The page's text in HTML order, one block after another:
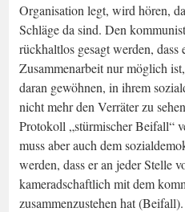
Organisation legt, wird hören,
Schläge da sind. Den
rückhaltlos gesagt werden, dass
Zusammenarbeit nur möglich
daran gewöhnen, in ihrem
nicht mehr den Verräter zu
Protokoll „stürmischer Beifall“
muss aber auch dem
werden, dass er an jeder Stelle
kameradschaftlich mit dem
zusammenzustehen hat